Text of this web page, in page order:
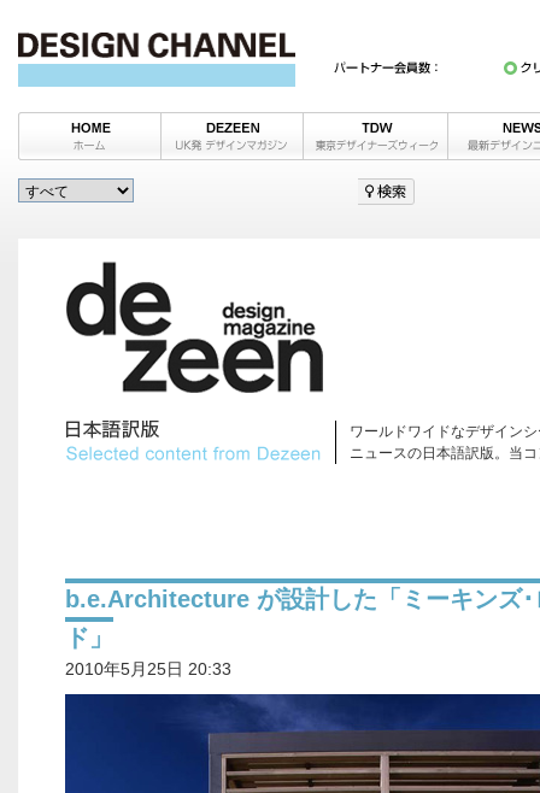
ワールドワイドなデザイン
ニュースの日本語訳版。当
b.e.Architecture が設計した「ミーキンズ･
ド」
2010年5月25日 20:33